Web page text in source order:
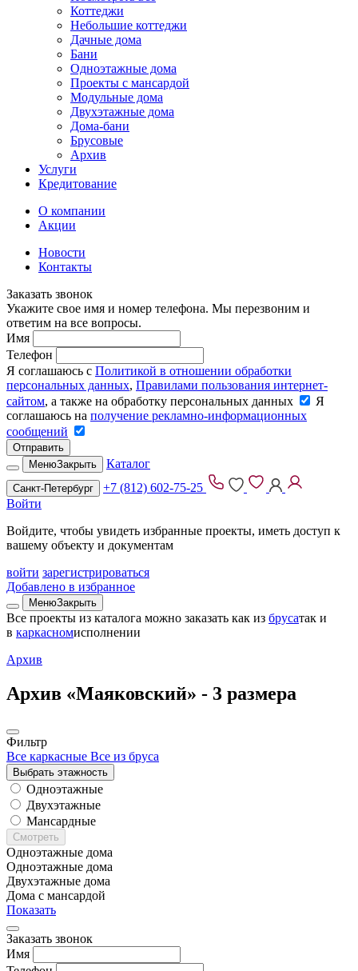
Коттеджи
Небольшие коттеджи
Дачные дома
Бани
Одноэтажные дома
Проекты с мансардой
Модульные дома
Двухэтажные дома
Дома-бани
Брусовые
Архив
Услуги
Кредитование
О компании
Акции
Новости
Контакты
Заказать звонок
Укажите свое имя и номер телефона. Мы перезвоним и
ответим на все вопросы.
Имя
Телефон
Я соглашаюсь с Политикой в отношении обработки
персональных данных, Правилами пользования интернет-
сайтом, а также на обработку персональных данных
Я
соглашаюсь на получение рекламно-информационных
сообщений
Отправить
МенюЗакрыть Каталог
Санкт-Петербург
+7 (812) 602-75-25
Войти
Войдите, чтобы увидеть избранные проекты, иметь доступ к
вашему объекту и документам
войти зарегистрироваться
Добавлено в избранное
МенюЗакрыть
Все проекты из каталога можно заказать как из брусатак и
в каркасномисполнении
Архив
Архив «Маяковский» - 3 размера
Фильтр
Все каркасные Все из бруса
Выбрать этажность
Одноэтажные
Двухэтажные
Мансардные
Смотреть
Одноэтажные дома
Одноэтажные дома
Двухэтажные дома
Дома с мансардой
Показать
Заказать звонок
Имя